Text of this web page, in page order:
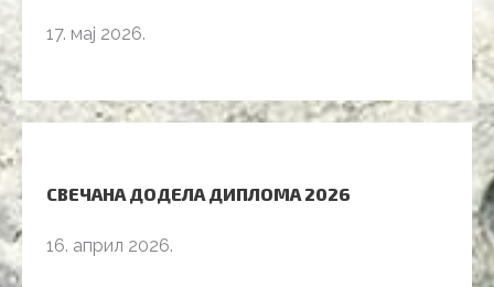
17. мај 2026.
СВЕЧАНА ДОДЕЛА ДИПЛОМА 2026
16. април 2026.